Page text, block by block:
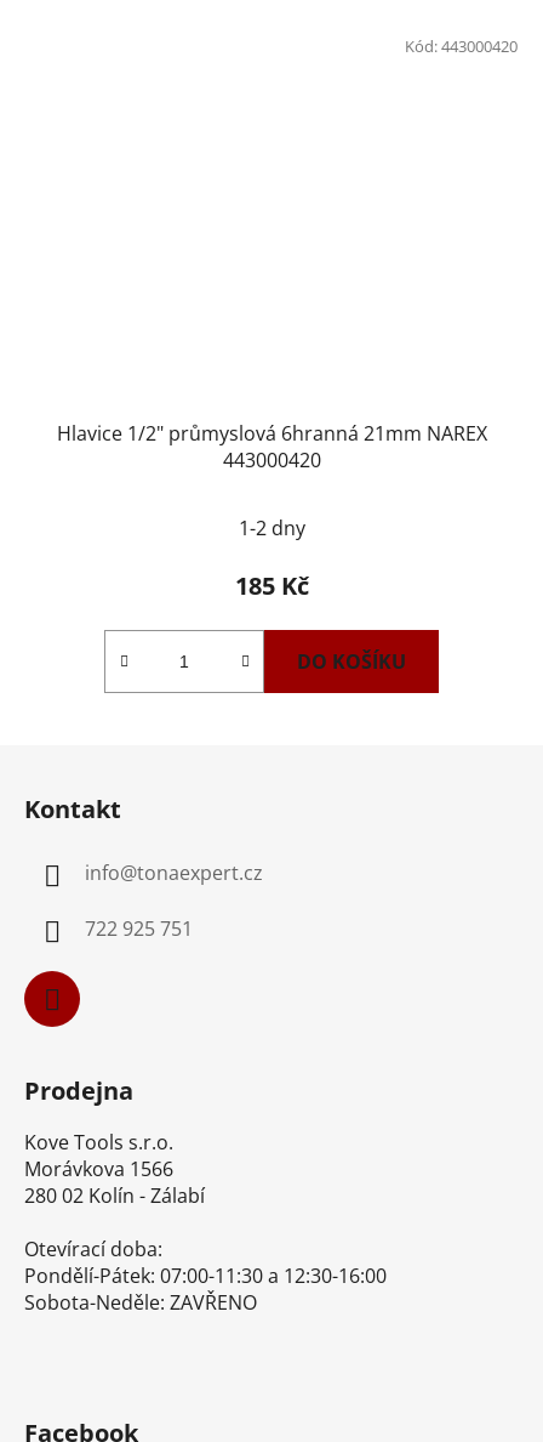
Hlavice 1/2" průmyslová 6hranná 21mm NAREX
443000420
1-2 dny
185 Kč
DO KOŠÍKU
Kód:443000420
Kontakt
info@tonaexpert.cz
722 925 751
Prodejna
Kove Tools s.r.o.
Morávkova 1566
280 02 Kolín - Zálabí
Otevírací doba:
Pondělí-Pátek: 07:00-11:30 a 12:30-16:00
Sobota-Neděle: ZAVŘENO
Facebook